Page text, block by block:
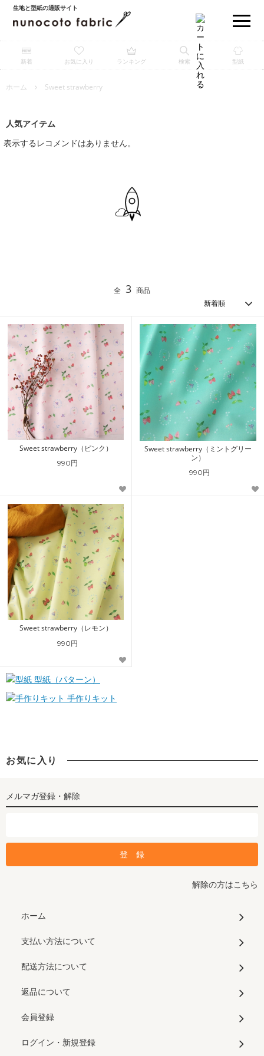
生地と型紙の通販サイト
新着 お気に入り ランキング 検索 型紙
ホーム Sweet strawberry
人気アイテム
表示するレコメンドはありません。
全 3 商品
Sweet strawberry（ピンク）
990円
Sweet strawberry（ミントグリー
ン）
990円
Sweet strawberry（レモン）
990円
型紙（パターン）
手作りキット
お気に入り
メルマガ登録・解除
解除の方はこちら
ホーム
支払い方法について
配送方法について
返品について
会員登録
ログイン・新規登録